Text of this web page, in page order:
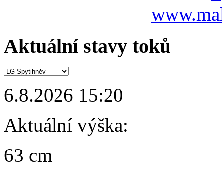
Aktuální stavy toků
6.8.2026 15:20
Aktuální výška:
63 cm